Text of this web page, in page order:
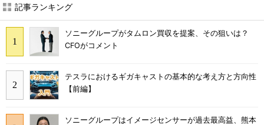
記事ランキング
ソニーグループがタムロン買収を提案、その狙いは？
CFOがコメント
テスラにおけるギガキャストの基本的な考え方と方向性
【前編】
ソニーグループはイメージセンサーが過去最高益、熊本